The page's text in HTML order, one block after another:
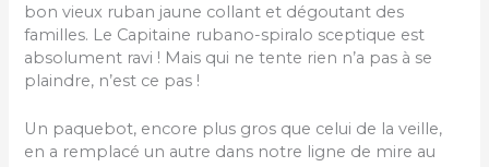
bon vieux ruban jaune collant et dégoutant des
familles. Le Capitaine rubano-spiralo sceptique est
absolument ravi ! Mais qui ne tente rien n’a pas à se
plaindre, n’est ce pas !
Un paquebot, encore plus gros que celui de la veille,
en a remplacé un autre dans notre ligne de mire au